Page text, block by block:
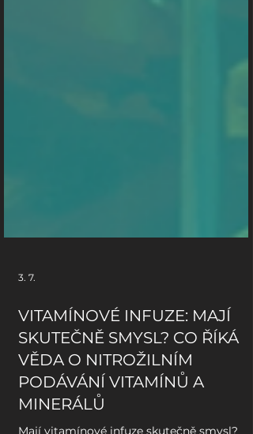
3. 7.
VITAMÍNOVÉ INFUZE: MAJÍ
SKUTEČNĚ SMYSL? CO ŘÍKÁ
VĚDA O NITROŽILNÍM